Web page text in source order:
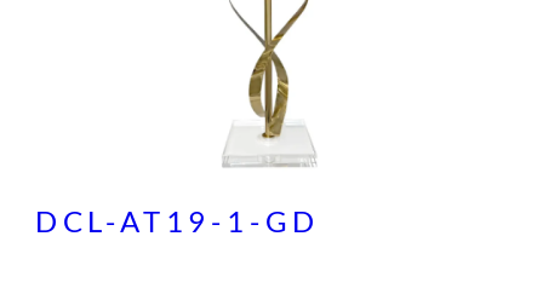
DCL-AT19-1-GD